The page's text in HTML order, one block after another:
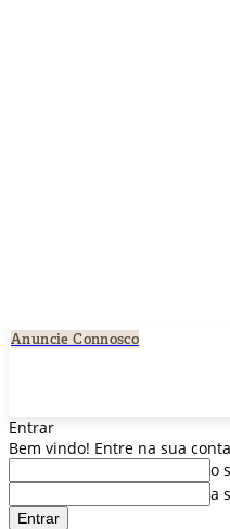
Anuncie Connosco
Entrar
Bem vindo! Entre na sua conta
o
a